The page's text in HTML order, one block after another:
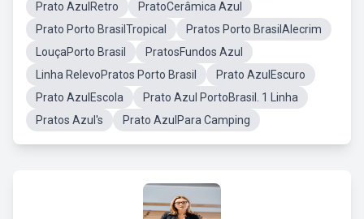
Prato AzulRetro
PratoCerâmica Azul
Prato Porto BrasilTropical
Pratos Porto BrasilAlecrim
LouçaPorto Brasil
PratosFundos Azul
Linha RelevoPratos Porto Brasil
Prato AzulEscuro
Prato AzulEscola
Prato Azul PortoBrasil. 1 Linha
Pratos Azul's
Prato AzulPara Camping